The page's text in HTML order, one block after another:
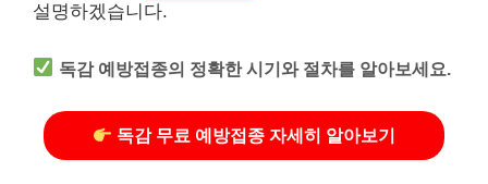
설명하겠습니다.
독감 예방접종의 정확한 시기와 절차를 알아보세요.
독감 무료 예방접종 자세히 알아보기